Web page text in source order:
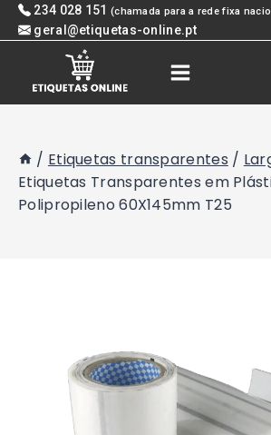
Skip 234 028 151 (chamada para a rede fixa
geral@etiquetas-online.pt
/ Etiquetas transparentes /
Etiquetas Transparentes em
Polipropileno 60X145mm T25